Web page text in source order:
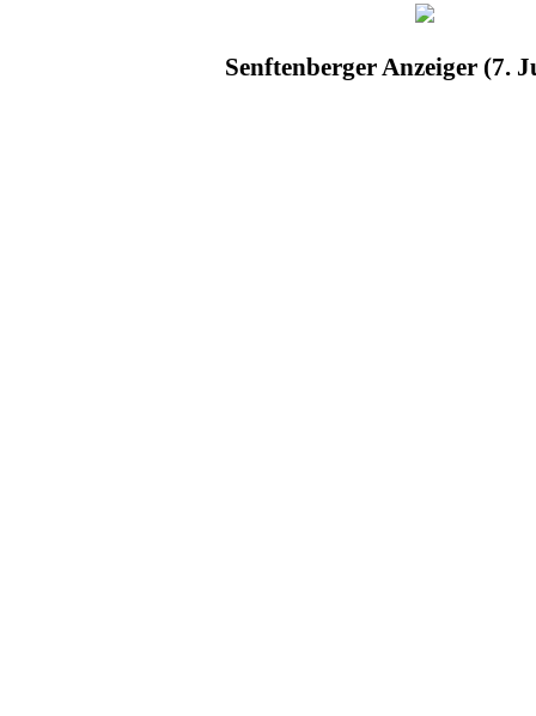
Senftenberger Anzeiger (7.